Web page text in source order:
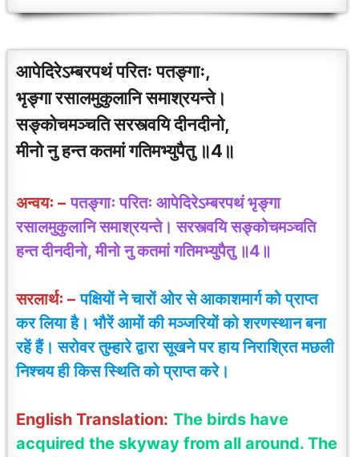
आपेदिरेऽम्बरपथं परितः पतङ्गाः,
भृङ्गा रसालमुकुलानि समाश्रयन्ते।
सङ्कोचमञ्चति सरस्त्वयि दीनदीनो,
मीनो नु हन्त कतमां गतिमभ्युपैतु ॥4॥
अन्वयः – पतङ्गाः परितः आपेदिरेऽम्बरपथं भृङ्गा
रसालमुकुलानि समाश्रयन्ते। सरस्त्वयि सङ्कोचमञ्चति
हन्त दीनदीनो, मीनो नु कतमां गतिमभ्युपैतु ॥4॥
सरलार्थः – पक्षियों ने चारों ओर से आकाशमार्ग को प्राप्त
कर लिया है। भौरें आमों की मञ्जरियों को शरणस्थान बना
रहें हैं। सरोवर तुम्हारे द्वारा सूखने पर हाय निराश्रित मछली
निश्चय ही किस स्थिति को प्राप्त करे।
English Translation: The birds have
acquired the skyway from all around. The